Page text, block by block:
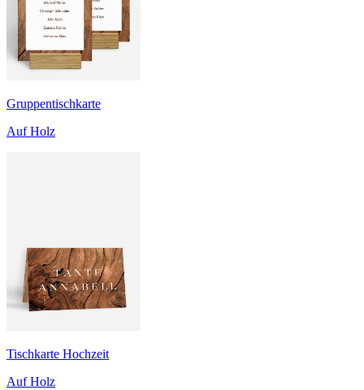
Gruppentischkarte
Auf Holz
Tischkarte Hochzeit
Auf Holz